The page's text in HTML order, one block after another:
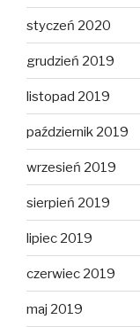
styczeń 2020
grudzień 2019
listopad 2019
październik 2019
wrzesień 2019
sierpień 2019
lipiec 2019
czerwiec 2019
maj 2019